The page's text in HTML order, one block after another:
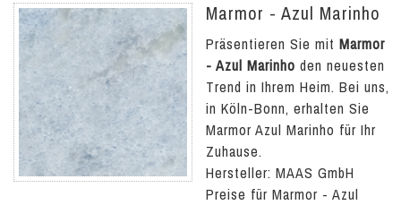
Marmor - Azul Marinho
Präsentieren Sie mit Marmor
- Azul Marinho den neuesten
Trend in Ihrem Heim. Bei uns,
in Köln-Bonn, erhalten Sie
Marmor Azul Marinho für Ihr
Zuhause.
Hersteller: MAAS GmbH
Preise für Marmor - Azul